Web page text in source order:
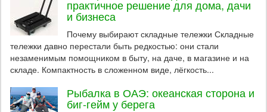
практичное решение для дома, дачи
и бизнеса
Почему выбирают складные тележки Складные
тележки давно перестали быть редкостью: они стали
незаменимым помощником в быту, на даче, в магазине и на
складе. Компактность в сложенном виде, лёгкость...
Рыбалка в ОАЭ: океанская сторона и
биг-гейм у берега